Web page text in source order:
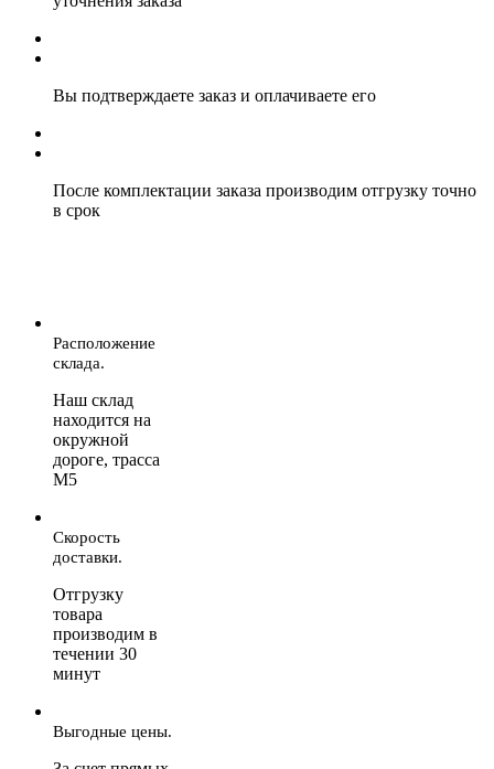
Вы подтверждаете заказ и оплачиваете его
После комплектации заказа производим отгрузку точно
в срок
Расположение
склада.
Наш склад
находится на
окружной
дороге, трасса
М5
Скорость
доставки.
Отгрузку
товара
производим в
течении 30
минут
Выгодные цены.